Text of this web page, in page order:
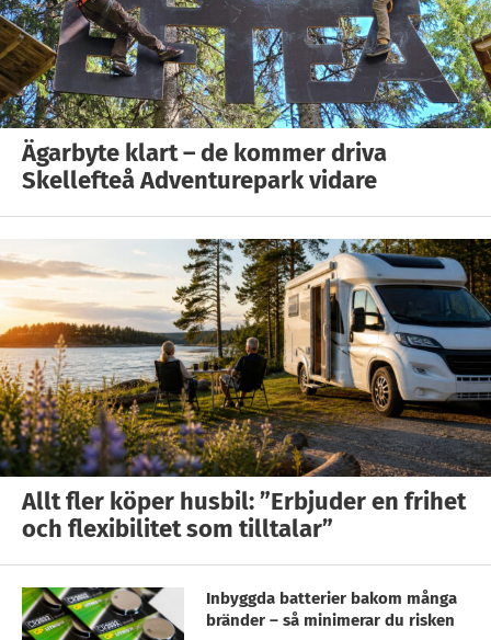
Ägarbyte klart – de kommer driva
Skellefteå Adventurepark vidare
Allt fler köper husbil: ”Erbjuder en frihet
och flexibilitet som tilltalar”
Inbyggda batterier bakom många
bränder – så minimerar du risken